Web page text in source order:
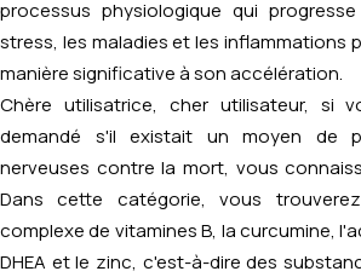
processus physiologique qui
stress, les maladies et les inflammations
manière significative à son accélération.
Chère utilisatrice, cher utilisateur, si
demandé s'il existait un moyen de
nerveuses contre la mort, vous
Dans cette catégorie, vous
complexe de vitamines B, la curcumine,
DHEA et le zinc, c'est-à-dire des